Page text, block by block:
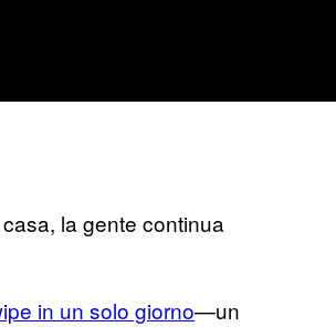
la gente continua
in un solo giorno—un